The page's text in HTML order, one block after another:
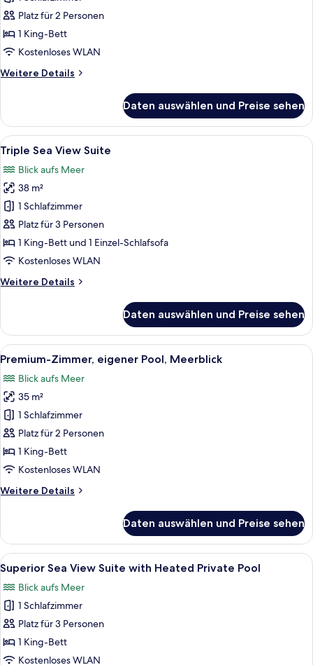
Suite
with
Outdoor
Whirlpool
Platz für 2 Personen
1 King-Bett
Kostenloses WLAN
Weitere Details
Weitere
Seaview
Suite
with
Outdoor
Heated
Whirlpool
Daten auswählen und Preise sehen
Alle
Fotos
für
Triple
Sea
View
Suite
anzeigen
Triple Sea View Suite | Hochwertige
6
Triple Sea View Suite
Blick aufs Meer
38 m²
1 Schlafzimmer
Platz für 3 Personen
1 King-Bett und 1 Einzel-Schlafsofa
Kostenloses WLAN
Weitere Details
Weitere
Sea
View
Suite
Daten auswählen und Preise sehen
Alle
Fotos
für
Premium-
Zimmer,
eigener
Pool,
Meerblick
Premium-Zimmer, eigener Pool,
9
Premium-Zimmer, eigener Pool, Meerblick
Blick aufs Meer
35 m²
1 Schlafzimmer
Platz für 2 Personen
1 King-Bett
Kostenloses WLAN
Weitere Details
Weitere
Zimmer,
eigener
Pool,
Meerblick
Daten auswählen und Preise sehen
Alle
Fotos
für
Superior
Sea
View
Suite
Superior Sea View Suite with
6
Superior Sea View Suite with Heated Private Pool
Blick aufs Meer
1 Schlafzimmer
Platz für 3 Personen
1 King-Bett
Kostenloses WLAN